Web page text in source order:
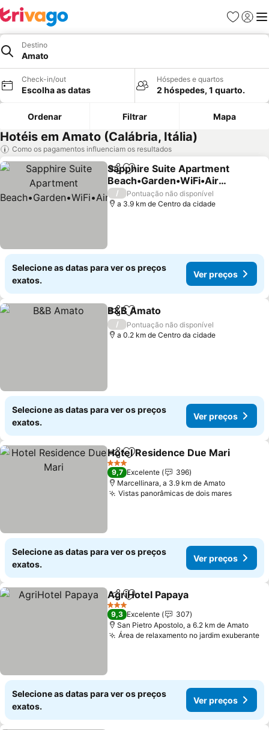
Favoritos
Iniciar
Destino
Amato
Check-in/out
Escolha as datas
Hóspedes e quartos
2 hóspedes, 1 quarto.
Ordenar Filtrar Mapa
Hotéis em Amato (Calábria, Itália)
Como os pagamentos influenciam os resultados
PartilharAdicionar aos favoritos
Sapphire Suite Apartment
Beach•Garden•WiFi•AirC
ondition
/
Pontuação não disponível
a 3.9 km de Centro da cidade
Selecione as datas para ver os preços
exatos.
Ver preços
PartilharAdicionar aos favoritos
B&B Amato
/
Pontuação não disponível
a 0.2 km de Centro da cidade
Selecione as datas para ver os preços
exatos.
Ver preços
PartilharAdicionar aos favoritos
Hotel Residence Due Mari
3 Estrelas
9,7 Excelente
396
Marcellinara, a 3.9 km de Amato
Vistas panorâmicas de dois mares
Selecione as datas para ver os preços
exatos.
Ver preços
PartilharAdicionar aos favoritos
AgriHotel Papaya
3 Estrelas
9,3 Excelente
307
San Pietro Apostolo, a 6.2 km de Amato
Área de relaxamento no jardim exuberante
Selecione as datas para ver os preços
exatos.
Ver preços